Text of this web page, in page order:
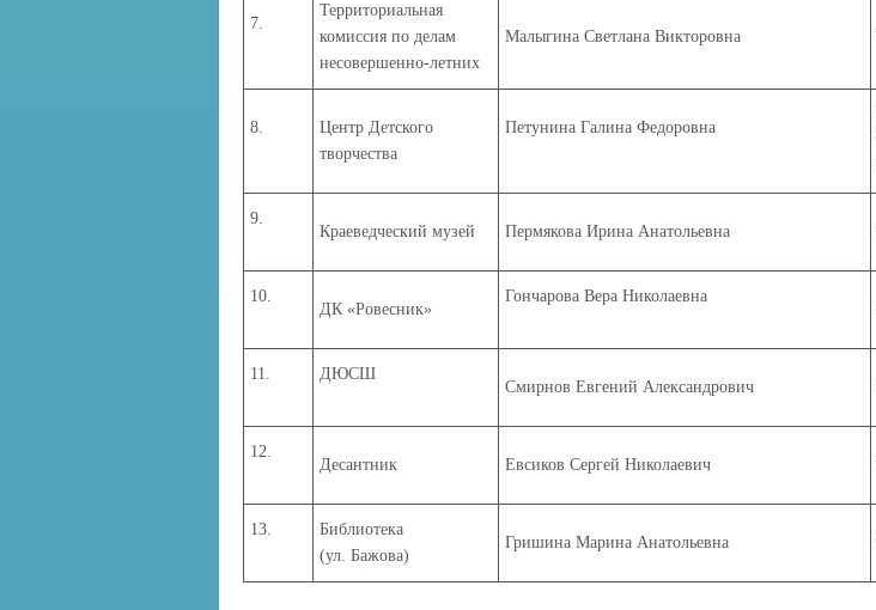
7.
Территориальная
комиссия по делам
несовершенно-летних
Малыгина Светлана Викторовна
8.
Центр Детского
творчества
Петунина Галина Федоровна
9.
Краеведческий музей Пермякова Ирина Анатольевна
10.
ДК «Ровесник»
Гончарова Вера Николаевна
11. ДЮСШ
Смирнов Евгений Александрович
12.
Десантник Евсиков Сергей Николаевич
13.
Библиотека
(ул. Бажова)
Гришина Марина Анатольевна